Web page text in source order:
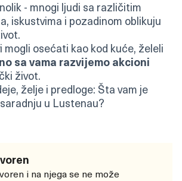
- mnogi ljudi sa različitim
iskustvima i pozadinom oblikuju
mogli osećati kao kod kuće, želeli
sa vama razvijemo akcioni
život.
želje i predloge: Šta vam je
u Lustenau?
i na njega se ne može